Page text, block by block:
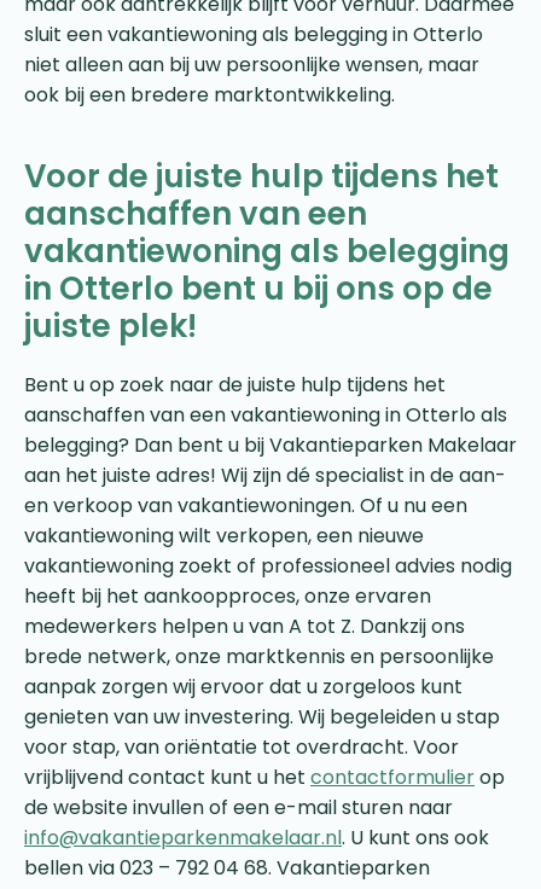
sluit een vakantiewoning als belegging in Otterlo
niet alleen aan bij uw persoonlijke wensen, maar
ook bij een bredere marktontwikkeling.
Voor de juiste hulp tijdens het
aanschaffen van een
vakantiewoning als belegging
in Otterlo bent u bij ons op de
juiste plek!
Bent u op zoek naar de juiste hulp tijdens het
aanschaffen van een vakantiewoning in Otterlo als
belegging? Dan bent u bij Vakantieparken Makelaar
aan het juiste adres! Wij zijn dé specialist in de aan-
en verkoop van vakantiewoningen. Of u nu een
vakantiewoning wilt verkopen, een nieuwe
vakantiewoning zoekt of professioneel advies nodig
heeft bij het aankoopproces, onze ervaren
medewerkers helpen u van A tot Z. Dankzij ons
brede netwerk, onze marktkennis en persoonlijke
aanpak zorgen wij ervoor dat u zorgeloos kunt
genieten van uw investering. Wij begeleiden u stap
voor stap, van oriëntatie tot overdracht. Voor
vrijblijvend contact kunt u het contactformulierop
de website invullen of een e-mail sturen naar
info@vakantieparkenmakelaar.nl. U kunt ons ook
bellen via 023 – 792 04 68. Vakantieparken